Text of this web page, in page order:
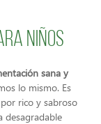
niños
sana y
lo mismo. Es
rico y sabroso
desagradable